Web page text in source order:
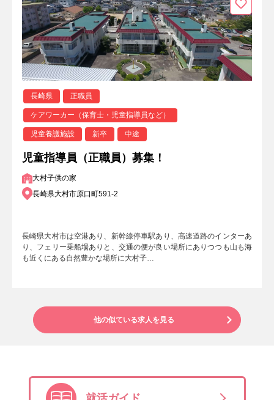
長崎県 正職員
ケアワーカー（保育士・児童指導員など）
児童養護施設 新卒 中途
児童指導員（正職員）募集！
大村子供の家
長崎県大村市原口町591-2
長崎県大村市は空港あり、新幹線停車駅あり、高速道路のインターあ
り、フェリー乗船場ありと、交通の便が良い場所にありつつも山も海
も近くにある自然豊かな場所に大村子…
他の似ている求人を見る